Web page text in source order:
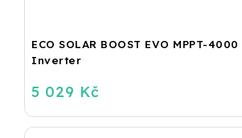
ECO SOLAR BOOST EVO MPPT-
Inverter
5 029 Kč